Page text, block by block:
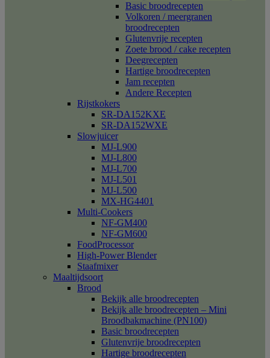
Basic broodrecepten
Volkoren / meergranen
broodrecepten
Glutenvrije recepten
Zoete brood / cake recepten
Deegrecepten
Hartige broodrecepten
Jam recepten
Andere Recepten
Rijstkokers
SR-DA152KXE
SR-DA152WXE
Slowjuicer
MJ-L900
MJ-L800
MJ-L700
MJ-L501
MJ-L500
MX-HG4401
Multi-Cookers
NF-GM400
NF-GM600
FoodProcessor
High-Power Blender
Staafmixer
Maaltijdsoort
Brood
Bekijk alle broodrecepten
Bekijk alle broodrecepten – Mini
Broodbakmachine (PN100)
Basic broodrecepten
Glutenvrije broodrecepten
Hartige broodrecepten